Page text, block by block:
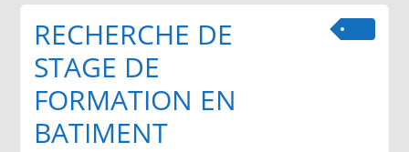
RECHERCHE DE
STAGE DE
FORMATION EN
BATIMENT